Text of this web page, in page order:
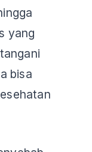
yang
bisa